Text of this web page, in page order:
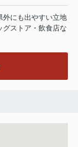
外にも出やすい立地
ストア・飲食店な